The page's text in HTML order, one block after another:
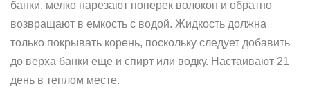
банки, мелко нарезают поперек волокон и обратно
возвращают в емкость с водой. Жидкость должна
только покрывать корень, поскольку следует добавить
до верха банки еще и спирт или водку. Настаивают 21
день в теплом месте.